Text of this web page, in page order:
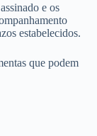
e os
estabelecidos.
que podem